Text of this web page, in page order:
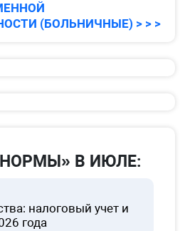
(БОЛЬНИЧНЫЕ) > > >
В ИЮЛЕ:
налоговый учет и
года